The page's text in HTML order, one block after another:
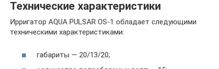
Технические характеристики
Ирригатор AQUA PULSAR OS-1 обладает следующими
техническими характеристиками:
габариты ― 20/13/20;